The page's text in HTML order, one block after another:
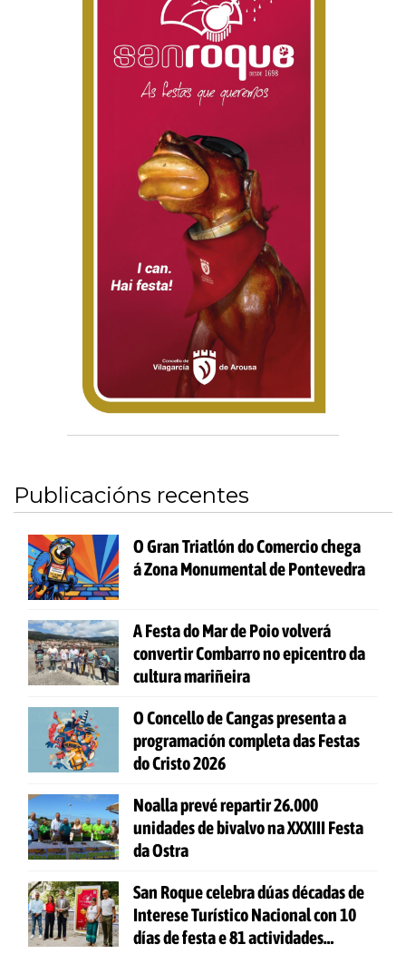
Publicacións recentes
O Gran Triatlón do Comercio chega
á Zona Monumental de Pontevedra
A Festa do Mar de Poio volverá
convertir Combarro no epicentro da
cultura mariñeira
O Concello de Cangas presenta a
programación completa das Festas
do Cristo 2026
Noalla prevé repartir 26.000
unidades de bivalvo na XXXIII Festa
da Ostra
San Roque celebra dúas décadas de
Interese Turístico Nacional con 10
días de festa e 81 actividades